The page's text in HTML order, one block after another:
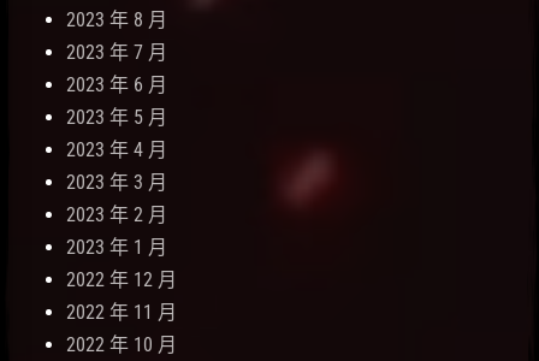
2023 年 8 月
2023 年 7 月
2023 年 6 月
2023 年 5 月
2023 年 4 月
2023 年 3 月
2023 年 2 月
2023 年 1 月
2022 年 12 月
2022 年 11 月
2022 年 10 月